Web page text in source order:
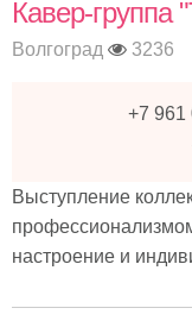
Кавер-группа
Волгоград 3236
+7 961
Выступление
настроение и